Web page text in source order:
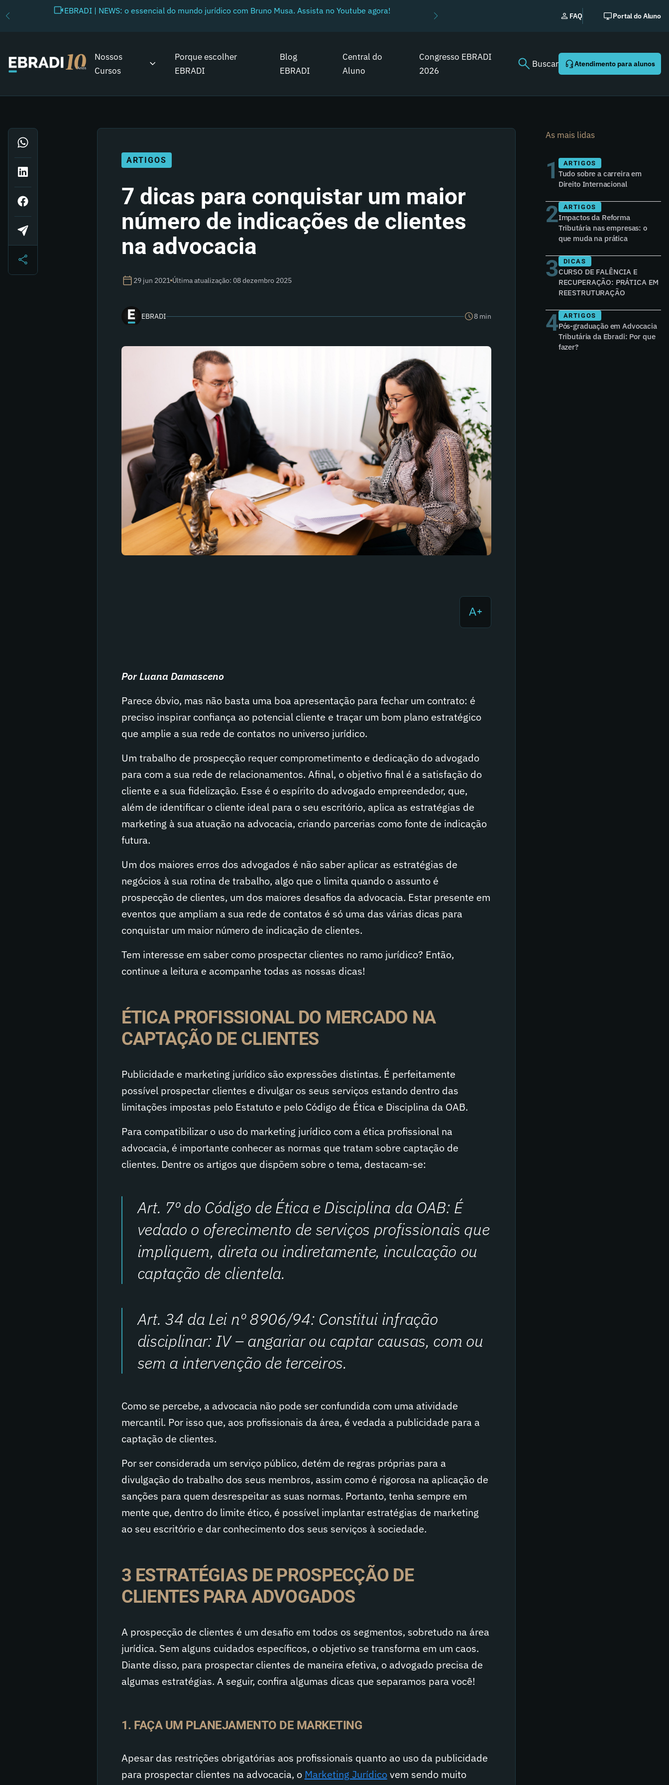
EBRADI | NEWS: o essencial do mundo jurídico com Bruno Musa. Assista no Youtube agora!
FAQ Portal do Aluno
Nossos
Cursos
Porque escolher
EBRADI
Blog
EBRADI
Central do
Aluno
Congresso EBRADI
2026
Buscar Atendimento para alunos
ARTIGOS
7 dicas para conquistar um maior
número de indicações de clientes
na advocacia
29 jun 2021 Última atualização: 08 dezembro 2025
EBRADI 8 min
Por Luana Damasceno
Parece óbvio, mas não basta uma boa apresentação para fechar um contrato: é
preciso inspirar confiança ao potencial cliente e traçar um bom plano estratégico
que amplie a sua rede de contatos no universo jurídico.
Um trabalho de prospecção requer comprometimento e dedicação do advogado
para com a sua rede de relacionamentos. Afinal, o objetivo final é a satisfação do
cliente e a sua fidelização. Esse é o espírito do advogado empreendedor, que,
além de identificar o cliente ideal para o seu escritório, aplica as estratégias de
marketing à sua atuação na advocacia, criando parcerias como fonte de indicação
futura.
Um dos maiores erros dos advogados é não saber aplicar as estratégias de
negócios à sua rotina de trabalho, algo que o limita quando o assunto é
prospecção de clientes, um dos maiores desafios da advocacia. Estar presente em
eventos que ampliam a sua rede de contatos é só uma das várias dicas para
conquistar um maior número de indicação de clientes.
Tem interesse em saber como prospectar clientes no ramo jurídico? Então,
continue a leitura e acompanhe todas as nossas dicas!
ÉTICA PROFISSIONAL DO MERCADO NA
CAPTAÇÃO DE CLIENTES
Publicidade e marketing jurídico são expressões distintas. É perfeitamente
possível prospectar clientes e divulgar os seus serviços estando dentro das
limitações impostas pelo Estatuto e pelo Código de Ética e Disciplina da OAB.
Para compatibilizar o uso do marketing jurídico com a ética profissional na
advocacia, é importante conhecer as normas que tratam sobre captação de
clientes. Dentre os artigos que dispõem sobre o tema, destacam-se:
Art. 7º do Código de Ética e Disciplina da OAB: É
vedado o oferecimento de serviços profissionais que
impliquem, direta ou indiretamente, inculcação ou
captação de clientela.
Art. 34 da Lei nº 8906/94: Constitui infração
disciplinar: IV – angariar ou captar causas, com ou
sem a intervenção de terceiros.
Como se percebe, a advocacia não pode ser confundida com uma atividade
mercantil. Por isso que, aos profissionais da área, é vedada a publicidade para a
captação de clientes.
Por ser considerada um serviço público, detém de regras próprias para a
divulgação do trabalho dos seus membros, assim como é rigorosa na aplicação de
sanções para quem desrespeitar as suas normas. Portanto, tenha sempre em
mente que, dentro do limite ético, é possível implantar estratégias de marketing
ao seu escritório e dar conhecimento dos seus serviços à sociedade.
3 ESTRATÉGIAS DE PROSPECÇÃO DE
CLIENTES PARA ADVOGADOS
A prospecção de clientes é um desafio em todos os segmentos, sobretudo na área
jurídica. Sem alguns cuidados específicos, o objetivo se transforma em um caos.
Diante disso, para prospectar clientes de maneira efetiva, o advogado precisa de
algumas estratégias. A seguir, confira algumas dicas que separamos para você!
1. FAÇA UM PLANEJAMENTO DE MARKETING
Apesar das restrições obrigatórias aos profissionais quanto ao uso da publicidade
para prospectar clientes na advocacia, o Marketing Jurídicovem sendo muito
As mais lidas
1 ARTIGOS
Tudo sobre a carreira em
Direito Internacional
2 ARTIGOS
Impactos da Reforma
Tributária nas empresas: o
que muda na prática
3 DICAS
CURSO DE FALÊNCIA E
RECUPERAÇÃO: PRÁTICA EM
REESTRUTURAÇÃO
4 ARTIGOS
Pós-graduação em Advocacia
Tributária da Ebradi: Por que
fazer?